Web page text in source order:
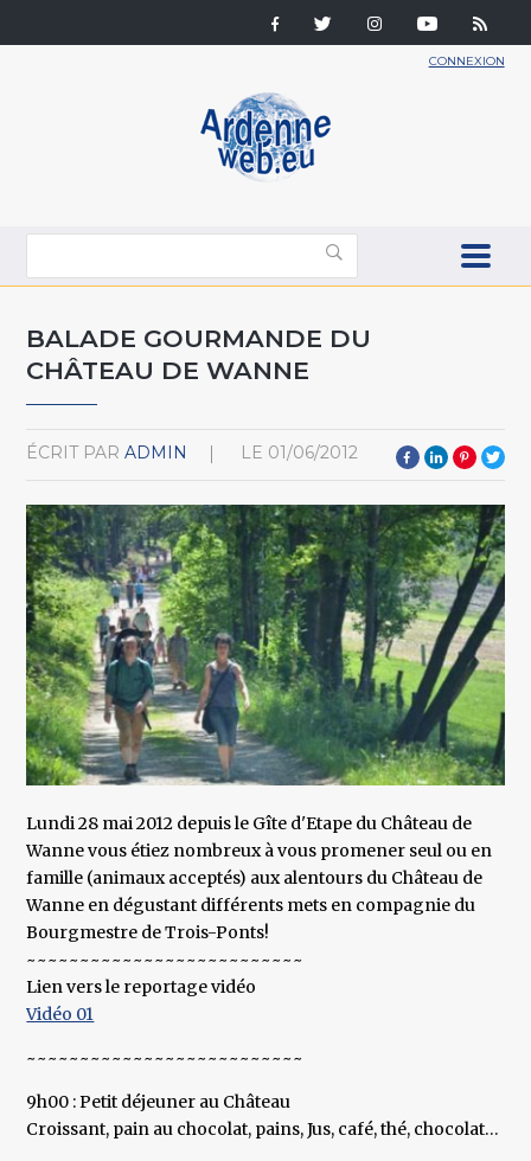
CONNEXION
BALADE GOURMANDE DU
CHÂTEAU DE WANNE
ÉCRIT PAR ADMIN LE 01/06/2012
Lundi 28 mai 2012 depuis le Gîte d'Etape du Château de
Wanne vous étiez nombreux à vous promener seul ou en
famille (animaux acceptés) aux alentours du Château de
Wanne en dégustant différents mets en compagnie du
Bourgmestre de Trois-Ponts!
~~~~~~~~~~~~~~~~~~~~~~~~~~
Lien vers le reportage vidéo
Vidéo 01
~~~~~~~~~~~~~~~~~~~~~~~~~~
9h00 : Petit déjeuner au Château
Croissant, pain au chocolat, pains, Jus, café, thé, chocolat…